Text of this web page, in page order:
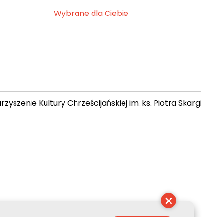
Wybrane dla Ciebie
Kultury Chrześcijańskiej im. ks. Piotra Skargi
×